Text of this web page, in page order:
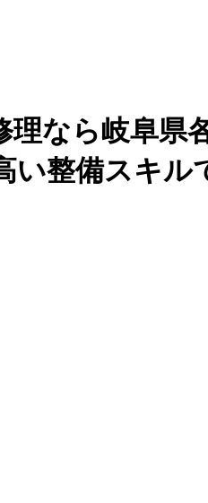
理なら岐阜県
整備スキル